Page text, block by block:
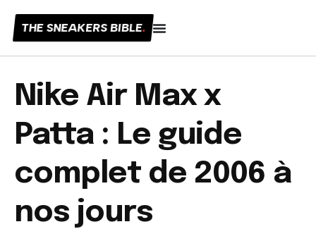
THE SNEAKERS BIBLE.
Nike Air Max x
Patta : Le guide
complet de 2006 à
nos jours